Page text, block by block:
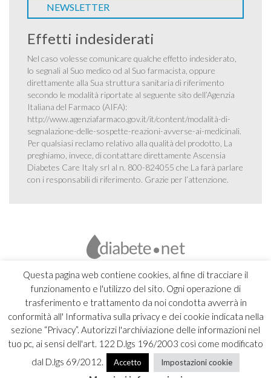
Questa pagina web contiene cookies, al fine di tracciare il
funzionamento e l'utilizzo del sito. Ogni operazione di
trasferimento e trattamento da noi condotta avverrà in
conformità all' Informativa sulla privacy e dei cookie indicata nella
sezione “Privacy”. Autorizzi l'archiviazione delle informazioni nel
tuo pc, ai sensi dell'art. 122 D.lgs 196/2003 così come modificato
dal D.lgs 69/2012.
Accetto Impostazioni cookie
NEWSLETTER
Effetti indesiderati
Nel caso volesse comunicare qualche effetto indesiderato,
lo segnali al Suo medico od al Suo farmacista, oppure
direttamente alla Sua struttura sanitaria di riferimento
secondo le modalità riportate al seguente sito dell’Agenzia
Italiana del Farmaco (AIFA):
http://www.agenziafarmaco.gov.it/it/content/modalità-di-
segnalazione-delle-sospette-reazioni-avverse-ai-medicinali.
Per qualsiasi reclamo relativo alla qualità del prodotto, La
preghiamo, invece, di contattare direttamente Ascensia
Diabetes Care Italy srl al n. 800-824055 che La farà parlare
con i responsabili di riferimento. Grazie per l’attenzione.
Copyright 2026 Ascensia Diabetes Care Italy srl |Credits